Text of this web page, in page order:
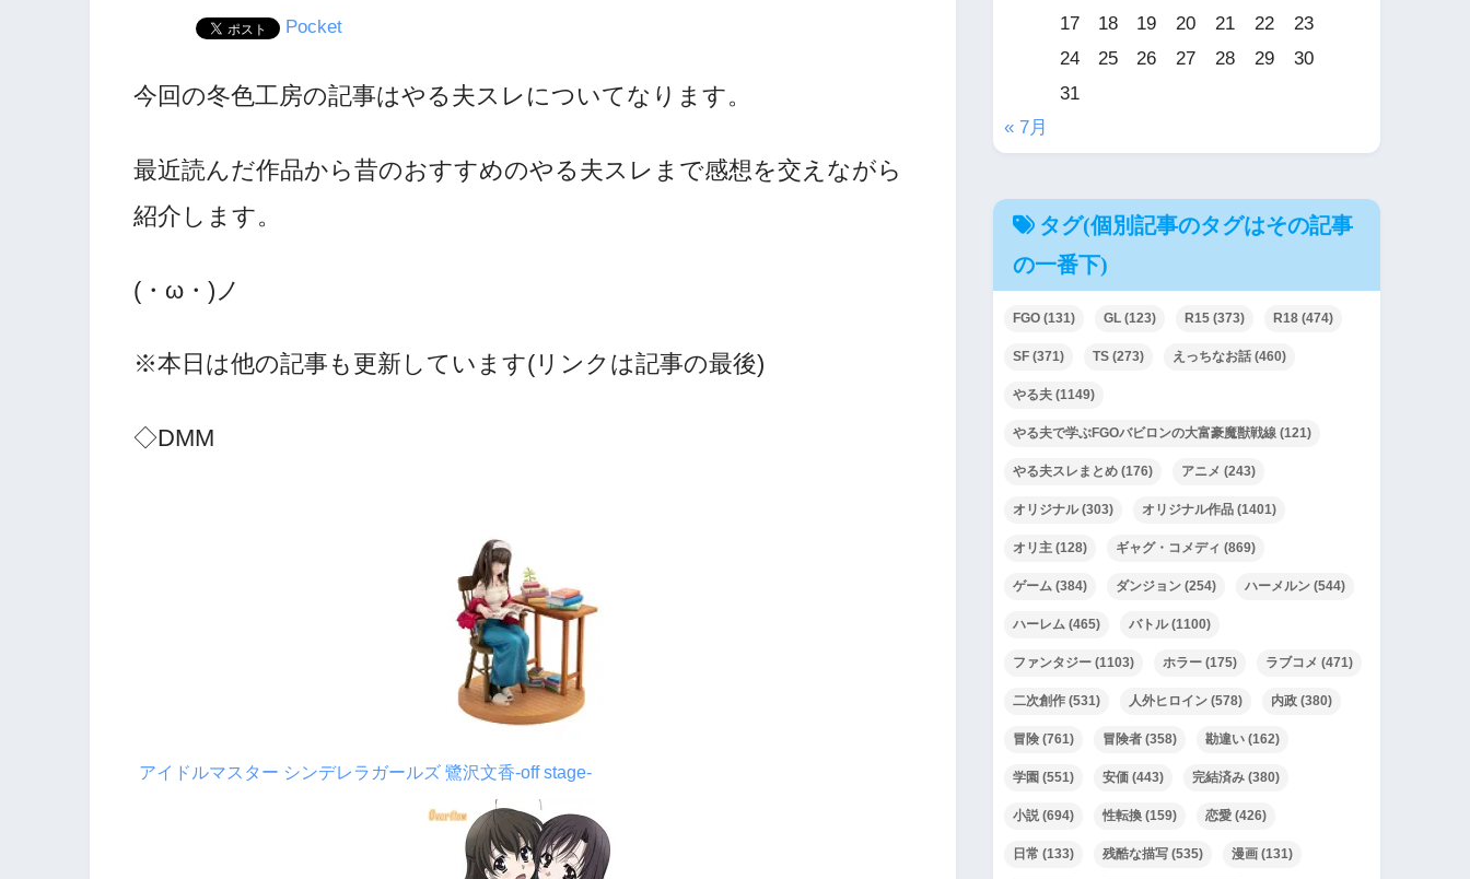
Pocket
今回の冬色工房の記事はやる夫スレについてなります。
最近読んだ作品から昔のおすすめのやる夫スレまで感想を交えながら
紹介します。
(・ω・)ノ
※本日は他の記事も更新しています(リンクは記事の最後)
◇DMM
アイドルマスター シンデレラガールズ 鷺沢文香-off stage-
17
18 19 20 21 22
23
24
25 26 27 28 29
30
31
« 7月
タグ(個別記事のタグはその記事
の一番下)
FGO (131) GL (123) R15 (373) R18 (474)
SF (371) TS (273) えっちなお話 (460)
やる夫 (1149)
やる夫で学ぶFGOバビロンの大富豪魔獣戦線 (121)
やる夫スレまとめ (176) アニメ (243)
オリジナル(303) オリジナル作品 (1401)
オリ主 (128) ギャグ・コメディ (869)
ゲーム (384) ダンジョン (254) ハーメルン (544)
ハーレム (465) バトル(1100)
ファンタジー (1103) ホラー (175) ラブコメ (471)
二次創作 (531) 人外ヒロイン (578) 内政 (380)
冒険 (761) 冒険者 (358) 勘違い (162)
学園 (551) 安価 (443) 完結済み (380)
小説(694) 性転換 (159) 恋愛 (426)
日常 (133) 残酷な描写 (535) 漫画 (131)